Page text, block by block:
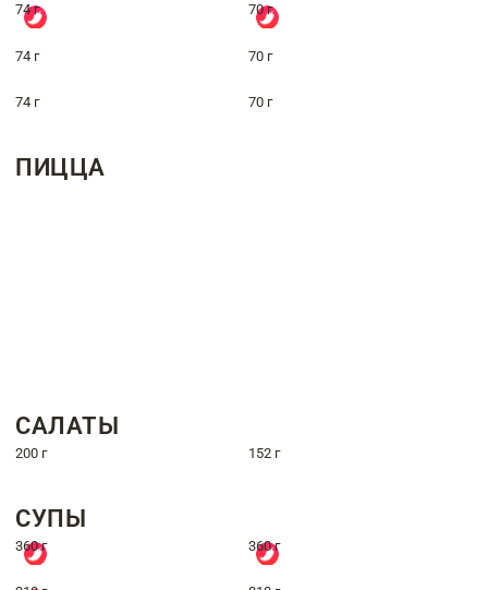
74 г 70 г
74 г 70 г
74 г 70 г
ПИЦЦА
САЛАТЫ
200 г 152 г
СУПЫ
360 г 360 г